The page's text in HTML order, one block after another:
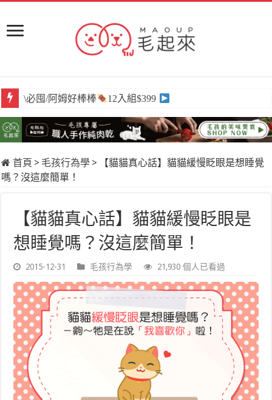
\必囤/阿姆好棒棒 12入組$399
首頁 > 毛孩行為學 >
【貓貓真心話】貓貓緩慢眨眼是想睡覺
嗎？沒這麼簡單！
【貓貓真心話】貓貓緩慢眨眼是
想睡覺嗎？沒這麼簡單！
2015-12-31 毛孩行為學 21,930 個人已看過